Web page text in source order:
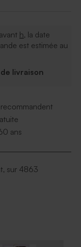
h, la date
est estimée au
livraison
ans
sur 4863